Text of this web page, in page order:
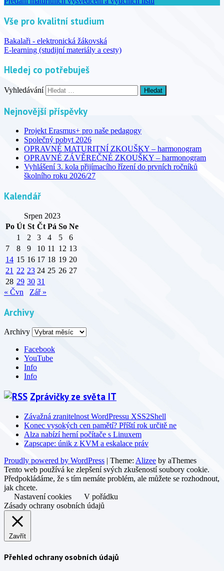
Vše pro kvalitní studium
Bakalaři - elektronická žákovská
E-learning (studijní materiály a cesty)
Hledej co potřebuješ
Vyhledávání
Nejnovější příspěvky
Projekt Erasmus+ pro naše pedagogy
Společný pobyt 2026
OPRAVNÉ MATURITNÍ ZKOUŠKY – harmonogram
OPRAVNÉ ZÁVĚREČNÉ ZKOUŠKY – harmonogram
Vyhlášení 3. kola přijímacího řízení do prvních ročníků
školního roku 2026/27
Kalendář
Srpen 2023
Po Út St Čt Pá So Ne
1
2 3 4 5
6
7
8 9 10 11 12 13
14 15 16 17 18 19 20
21 22 23 24 25 26 27
28 29 30 31
« Čvn
Zář »
Archivy
Archivy
Facebook
YouTube
Info
Info
Zprávičky ze světa IT
Závažná zranitelnost WordPressu XSS2Shell
Konec vysokých cen pamětí? Příští rok určitě ne
Alza nabízí herní počítače s Linuxem
Zapscape: únik z KVM a eskalace práv
Proudly powered by WordPress | Theme: Alizee by aThemes
Tento web používá ke zlepšení svých zkušeností soubory cookie.
Předpokládáme, že s tím nemáte problém, ale můžete se rozhodnout,
jak chcete.
Nastavení cookies
V pořádku
Zásady ochrany osobních údajů
Zavřít
Přehled ochrany osobních údajů